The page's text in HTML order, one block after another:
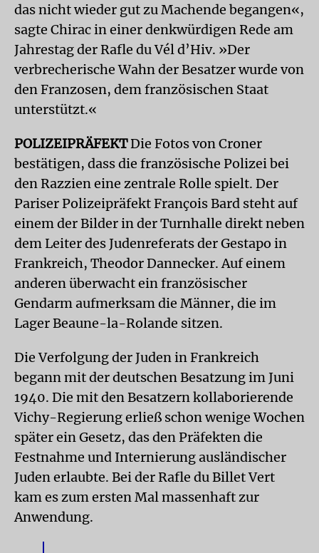
das nicht wieder gut zu Machende begangen«,
sagte Chirac in einer denkwürdigen Rede am
Jahrestag der Rafle du Vél d’Hiv. »Der
verbrecherische Wahn der Besatzer wurde von
den Franzosen, dem französischen Staat
unterstützt.«
POLIZEIPRÄFEKTDie Fotos von Croner
bestätigen, dass die französische Polizei bei
den Razzien eine zentrale Rolle spielt. Der
Pariser Polizeipräfekt François Bard steht auf
einem der Bilder in der Turnhalle direkt neben
dem Leiter des Judenreferats der Gestapo in
Frankreich, Theodor Dannecker. Auf einem
anderen überwacht ein französischer
Gendarm aufmerksam die Männer, die im
Lager Beaune-la-Rolande sitzen.
Die Verfolgung der Juden in Frankreich
begann mit der deutschen Besatzung im Juni
1940. Die mit den Besatzern kollaborierende
Vichy-Regierung erließ schon wenige Wochen
später ein Gesetz, das den Präfekten die
Festnahme und Internierung ausländischer
Juden erlaubte. Bei der Rafle du Billet Vert
kam es zum ersten Mal massenhaft zur
Anwendung.